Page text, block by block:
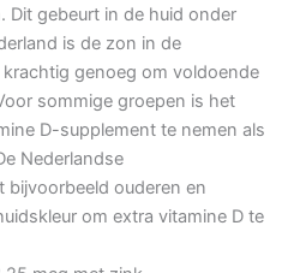
Dit gebeurt in de huid onder
is de zon in de
genoeg om voldoende
sommige groepen is het
D-supplement te nemen als
Nederlandse
bijvoorbeeld ouderen en
om extra vitamine D te